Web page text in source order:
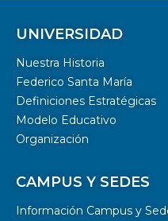
UNIVERSIDAD
Nuestra Historia
Federico Santa María
Definiciones Estratégicas
Modelo Educativo
Organización
CAMPUS Y SEDES
Información Campus y